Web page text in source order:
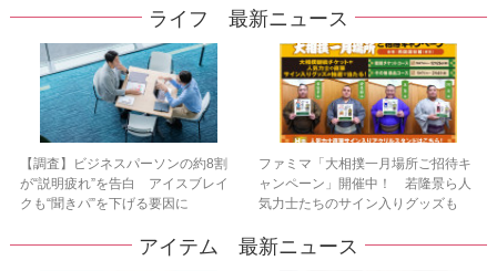
ライフ 最新ニュース
【調査】ビジネスパーソンの約8割
が“説明疲れ”を告白 アイスブレイ
クも“聞きパ”を下げる要因に
ファミマ「大相撲一月場所ご招待キ
ャンペーン」開催中！ 若隆景ら人
気力士たちのサイン入りグッズも
アイテム 最新ニュース